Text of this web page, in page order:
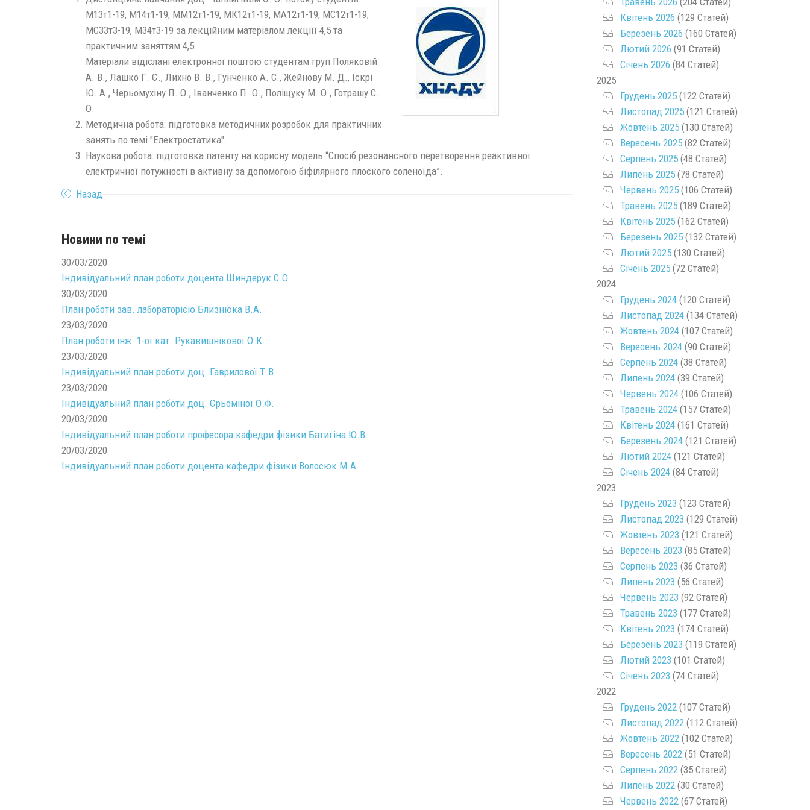
М13т1-19, М14т1-19, ММ12т1-19, МК12т1-19, МА12т1-19, МС12т1-19,
МС33т3-19, М34т3-19 за лекційним матеріалом лекціїї 4,5 та
практичним заняттям 4,5.
Матеріали відіслані електронної поштою студентам груп Поляковій
А. В., Лашко Г. Є., Лихно В. В., Гунченко А. С., Жейнову М. Д., Іскрі
Ю. А., Черьомухіну П. О., Іванченко П. О., Поліщуку М. О., Готрашу С.
О.
Методична робота: підготовка методичних розробок для практичних
занять по темі "Електростатика".
Наукова робота: підготовка патенту на корисну модель “Спосіб резонансного перетворення реактивної
електричної потужності в активну за допомогою біфілярного плоского соленоїда”.
Назад
Новини по темі
30/03/2020
Індивідуальний план роботи доцента Шиндерук С.О.
30/03/2020
План роботи зав. лабораторією Близнюка В.А.
23/03/2020
План роботи інж. 1-ої кат. Рукавишнікової О.К.
23/03/2020
Індивідуальний план роботи доц. Гаврилової Т.В.
23/03/2020
Індивідуальний план роботи доц. Єрьоміної О.Ф.
20/03/2020
Індивідуальний план роботи професора кафедри фізики Батигіна Ю.В.
20/03/2020
Індивідуальний план роботи доцента кафедри фізики Волосюк М.А.
Квітень 2026 (129 Статей)
Березень 2026 (160 Статей)
Лютий 2026 (91 Статей)
Січень 2026 (84 Статей)
2025
Грудень 2025(122 Статей)
Листопад 2025(121 Статей)
Жовтень 2025(130 Статей)
Вересень 2025(82 Статей)
Серпень 2025(48 Статей)
Липень 2025(78 Статей)
Червень 2025(106 Статей)
Травень 2025(189 Статей)
Квітень 2025(162 Статей)
Березень 2025(132 Статей)
Лютий 2025(130 Статей)
Січень 2025(72 Статей)
2024
Грудень 2024(120 Статей)
Листопад 2024(134 Статей)
Жовтень 2024(107 Статей)
Вересень 2024(90 Статей)
Серпень 2024(38 Статей)
Липень 2024(39 Статей)
Червень 2024(106 Статей)
Травень 2024(157 Статей)
Квітень 2024(161 Статей)
Березень 2024(121 Статей)
Лютий 2024(121 Статей)
Січень 2024(84 Статей)
2023
Грудень 2023 (123 Статей)
Листопад 2023 (129 Статей)
Жовтень 2023 (121 Статей)
Вересень 2023 (85 Статей)
Серпень 2023 (36 Статей)
Липень 2023 (56 Статей)
Червень 2023 (92 Статей)
Травень 2023 (177 Статей)
Квітень 2023 (174 Статей)
Березень 2023 (119 Статей)
Лютий 2023 (101 Статей)
Січень 2023 (74 Статей)
2022
Грудень 2022(107 Статей)
Листопад 2022(112 Статей)
Жовтень 2022(102 Статей)
Вересень 2022(51 Статей)
Серпень 2022(35 Статей)
Липень 2022(30 Статей)
Червень 2022(67 Статей)